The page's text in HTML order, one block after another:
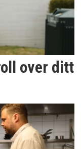
over ditt